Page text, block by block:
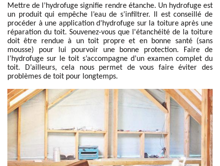
Mettre de l’hydrofuge signifie rendre étanche. Un hydrofuge est
un produit qui empêche l’eau de s’infiltrer. Il est conseillé de
procéder à une application d’hydrofuge sur la toiture après une
réparation du toit. Souvenez-vous que l'étanchéité de la toiture
doit être rendue à un toit propre et en bonne santé (sans
mousse) pour lui pourvoir une bonne protection. Faire de
l’hydrofuge sur le toit s’accompagne d’un examen complet du
toit. D’ailleurs, cela nous permet de vous faire éviter des
problèmes de toit pour longtemps.